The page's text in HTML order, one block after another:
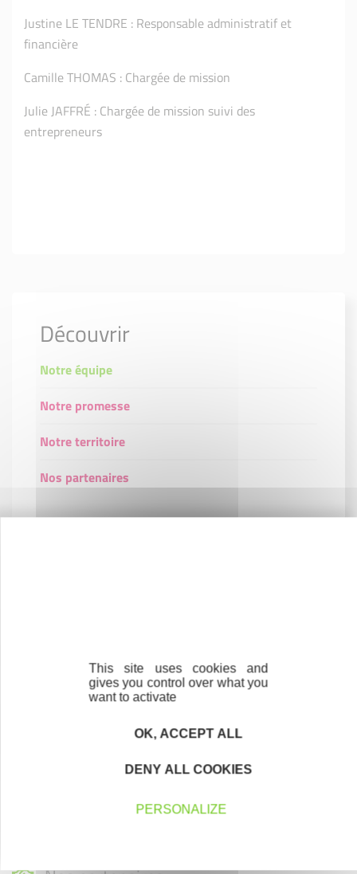
Justine LE TENDRE : Responsable administratif et
financière
Camille THOMAS : Chargée de mission
Julie JAFFRÉ : Chargée de mission suivi des
entrepreneurs
Découvrir
Notre équipe
Notre promesse
Notre territoire
Nos partenaires
Trouvez à qui vous adresser
This site uses cookies and
gives you control over what you
want to activate
OK, ACCEPT ALL
DENY ALL COOKIES
PERSONALIZE